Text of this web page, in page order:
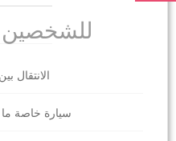
للشخصين 4350
الانتقال
سيارة خاصة ما